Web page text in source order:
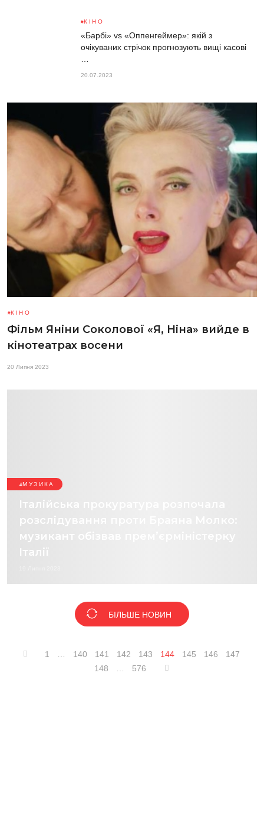
КІНО
«Барбі» vs «Оппенгеймер»: якій з
очікуваних стрічок прогнозують вищі касові
20.07.2023
КІНО
Фільм Яніни Соколової «Я, Ніна» вийде в
кінотеатрах восени
20 Липня 2023
МУЗИКА
Італійська прокуратура розпочала
розслідування проти Браяна Молко:
музикант обізвав прем’єрміністерку
Італії
БІЛЬШЕ НОВИН
1 140 141 142 143 144 145 146
147
148
576